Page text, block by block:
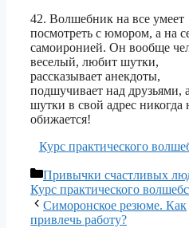
42. Волшебник на все умеет
посмотреть с юмором, а на
самоиронией. Он вообще
веселый, любит шутки,
рассказывает анекдоты,
подшучивает над друзьями,
шутки в свой адрес никогда
обижается!
Курс практического
Рубрики
Привычки счастливых
Курс практического
Навигация
записи
Симоронское резюме. Как
привлечь работу?